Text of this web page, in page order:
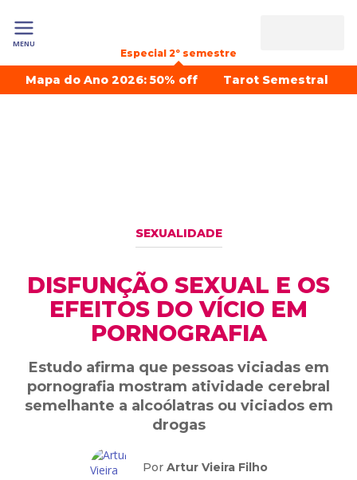
MENU
Especial 2º semestre
Mapa do Ano 2026: 50% off Tarot Semestral
SEXUALIDADE
DISFUNÇÃO SEXUAL E OS
EFEITOS DO VÍCIO EM
PORNOGRAFIA
Estudo afirma que pessoas viciadas em
pornografia mostram atividade cerebral
semelhante a alcoólatras ou viciados em
drogas
Por Artur Vieira Filho